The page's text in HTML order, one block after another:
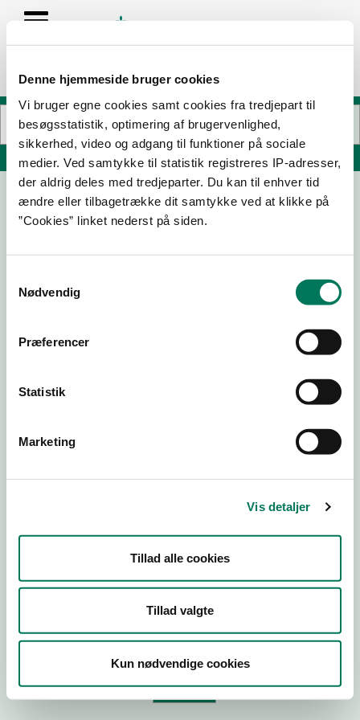
Denne hjemmeside bruger cookies
Vi bruger egne cookies samt cookies fra tredjepart til
besøgsstatistik, optimering af brugervenlighed,
sikkerhed, video og adgang til funktioner på sociale
medier. Ved samtykke til statistik registreres IP-adresser,
der aldrig deles med tredjeparter. Du kan til enhver tid
ændre eller tilbagetrække dit samtykke ved at klikke på
”Cookies” linket nederst på siden.
Nødvendig
Præferencer
Statistik
Marketing
Vis detaljer
Tillad alle cookies
Tillad valgte
Kun nødvendige cookies
Søg på adresse, postnummer, by, firmanavn
Virksomhedstype
ID-nummer
P-nr
Tilføj smiley til dit website
Kopier link til at indsætte på virksomhedens hjemmeside